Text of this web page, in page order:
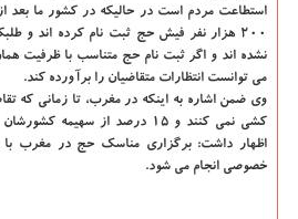
۲۰۰ هزار نفر فیش حج ثبت نام کرده اند و
نشده اند و اگر ثبت نام حج متناسب با ظرفیت
می توانست انتظارات متقاضیان را برآورده کند.
کشی نمی کنند و ۱۵ درصد از سهیمه
اظهار داشت: برگزاری مناسک حج در مغرب
خصوصی انجام می شود.